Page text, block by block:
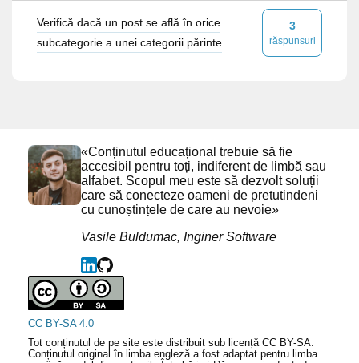
Verifică dacă un post se află în orice
subcategorie a unei categorii părinte
3
răspunsuri
«Conținutul educațional trebuie să fie
accesibil pentru toți, indiferent de limbă sau
alfabet. Scopul meu este să dezvolt soluții
care să conecteze oameni de pretutindeni
cu cunoștințele de care au nevoie»
Vasile Buldumac, Inginer Software
CC BY-SA 4.0
Tot conținutul de pe site este distribuit sub licență CC BY-SA.
Conținutul original în limba engleză a fost adaptat pentru limba